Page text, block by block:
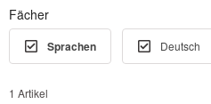
Fächer
Sprachen Deutsch
1 Artikel